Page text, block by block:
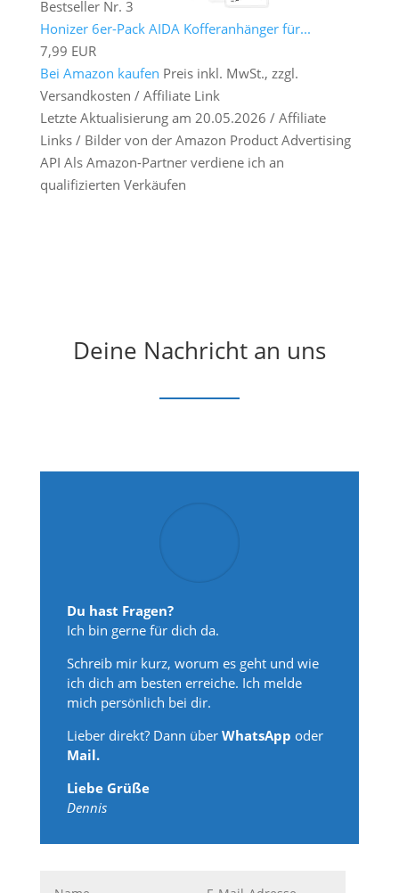
Bestseller Nr. 3
Honizer 6er-Pack AIDA Kofferanhänger für...
7,99 EUR
Bei Amazon kaufen Preis inkl. MwSt., zzgl.
Versandkosten / Affiliate Link
Letzte Aktualisierung am 20.05.2026 / Affiliate
Links / Bilder von der Amazon Product Advertising
API Als Amazon-Partner verdiene ich an
qualifizierten Verkäufen
Deine Nachricht an uns
Du hast Fragen?
Ich bin gerne für dich da.
Schreib mir kurz, worum es geht und wie
ich dich am besten erreiche. Ich melde
mich persönlich bei dir.
Lieber direkt? Dann überWhatsApp oder
Mail.
Liebe Grüße
Dennis